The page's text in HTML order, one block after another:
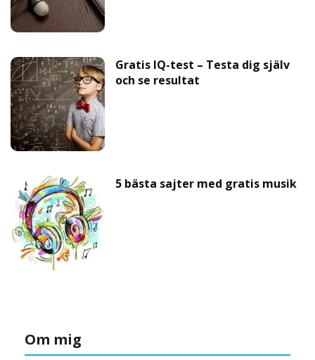
Gratis IQ-test – Testa dig själv
och se resultat
5 bästa sajter med gratis musik
Om mig